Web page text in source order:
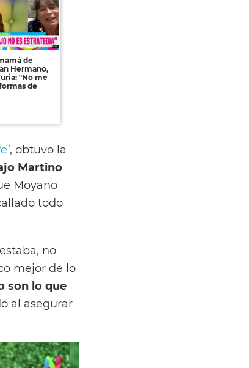
de
Hermano,
"No me
de
, obtuvo la
Martino
Moyano
todo
no
mejor de lo
son lo que
al asegurar